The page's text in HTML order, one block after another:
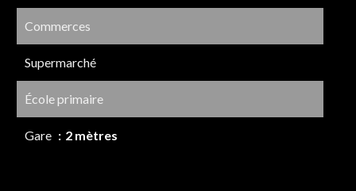
Commerces
Supermarché
École primaire
Gare 2 mètres